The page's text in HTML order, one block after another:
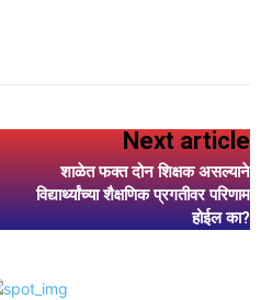
Next article
शाळेत फक्त दोन शिक्षक असल्याने
विद्यार्थ्यांच्या शैक्षणिक प्रगतीवर परिणाम
होईल का?